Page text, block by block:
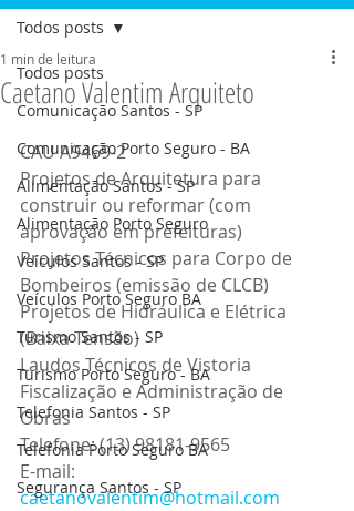
Todos posts
Comunicação Santos - SP
Comunicação Porto Seguro - BA
Alimentação Santos - SP
Alimentação Porto Seguro
Veículos Santos - SP
Veículos Porto Seguro BA
Turismo Santos - SP
Turismo Porto Seguro - BA
Telefonia Santos - SP
Telefonia Porto Seguro BA
Segurança Santos - SP
Todos posts
Caetano Valentim Arquiteto
1 min de leitura
CAU A9469-2
Projetos de Arquitetura para
construir ou reformar (com
aprovação em prefeituras)
Projetos Técnicos para Corpo de
Bombeiros (emissão de CLCB)
Projetos de Hidráulica e Elétrica
(Baixa Tensão)
Laudos Técnicos de Vistoria
Fiscalização e Administração de
Obras
Telefone: (13) 98181-9565
E-mail:
caetanovalentim@hotmail.com